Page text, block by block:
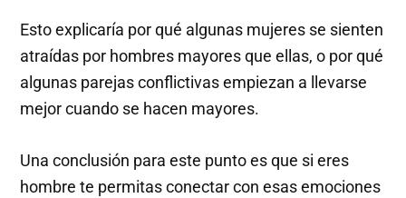
Esto explicaría por qué algunas mujeres se sienten
atraídas por hombres mayores que ellas, o por qué
algunas parejas conflictivas empiezan a llevarse
mejor cuando se hacen mayores.
Una conclusión para este punto es que si eres
hombre te permitas conectar con esas emociones